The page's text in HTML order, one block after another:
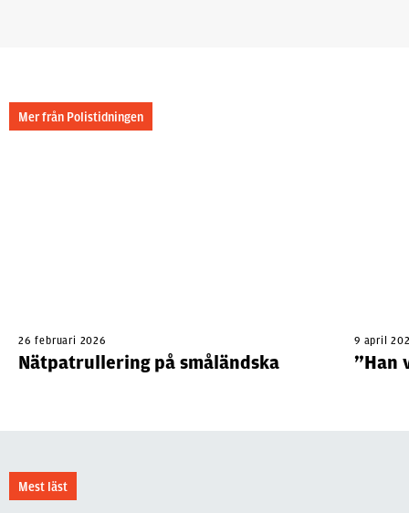
Mer från Polistidningen
26 februari 2026
Nätpatrullering på småländska
9 april
”Han
Mest läst